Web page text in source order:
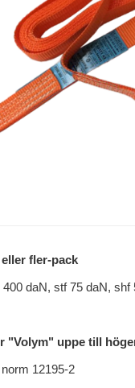
fler-pack
daN, stf 75 daN, shf
"Volym" uppe till
12195-2